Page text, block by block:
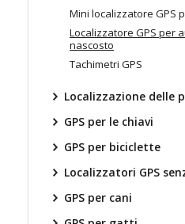
Mini localizzatore GPS
Localizzatore GPS per
nascosto
Tachimetri GPS
Localizzazione delle
GPS per le chiavi
GPS per biciclette
Localizzatori GPS
GPS per cani